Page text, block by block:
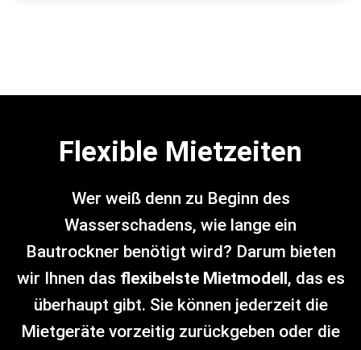
Flexible Mietzeiten
Wer weiß denn zu Beginn des
Wasserschadens, wie lange ein
Bautrockner benötigt wird? Darum bieten
wir Ihnen das flexibelste Mietmodell, das es
überhaupt gibt. Sie können jederzeit die
Mietgeräte vorzeitig zurückgeben oder die